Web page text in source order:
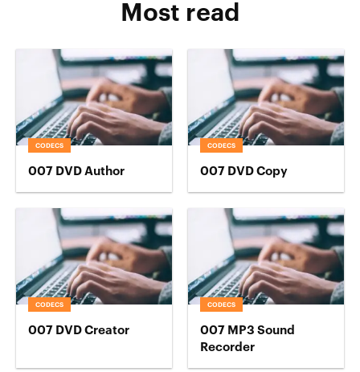
Most read
CODECS
007 DVD Author
CODECS
007 DVD Copy
CODECS
007 DVD Creator
CODECS
007 MP3 Sound
Recorder